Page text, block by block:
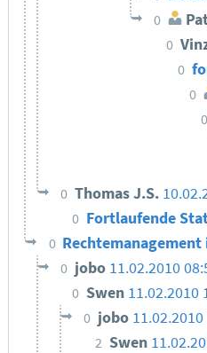
0
0
0
0
0
0 Thomas J.S.
0 Fortlaufende
0
0 jobo 11.02.2010
0 Swen 11.02.2010
0 jobo
2 Swen